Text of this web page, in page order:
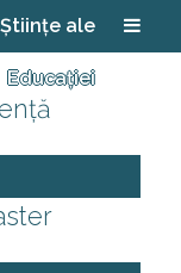
ale
Educației